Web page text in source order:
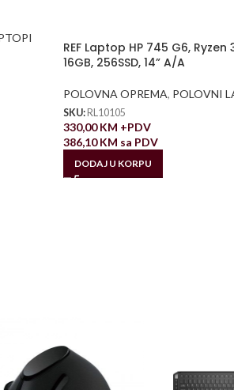
REF Laptop HP 745 G6, Ryzen
16GB, 256SSD, 14” A/A
POLOVNA OPREMA, POLOVNI
SKU: RL10105
330,00KM +PDV
386,10KM sa PDV
DODAJ U KORPU